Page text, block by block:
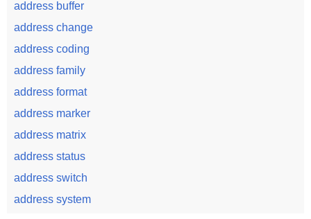
address buffer
address change
address coding
address family
address format
address marker
address matrix
address status
address switch
address system